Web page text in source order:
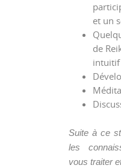
et un
de
intuitif
Suite à ce
les
vous traiter